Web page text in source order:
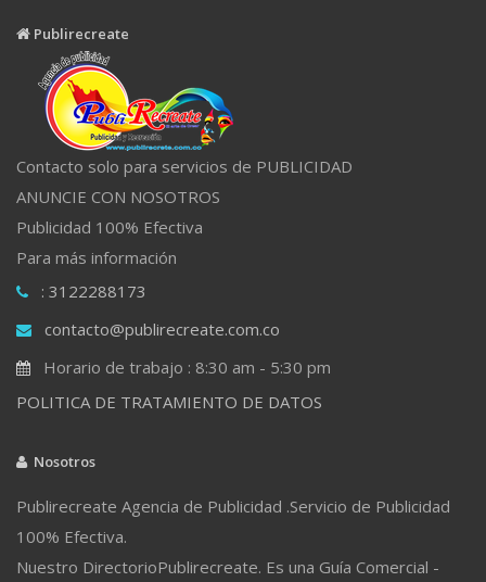
Publirecreate
Contacto solo para servicios de PUBLICIDAD
ANUNCIE CON NOSOTROS
Publicidad 100% Efectiva
Para más información
: 3122288173
contacto@publirecreate.com.co
Horario de trabajo : 8:30 am - 5:30 pm
POLITICA DE TRATAMIENTO DE DATOS
Nosotros
Publirecreate Agencia de Publicidad .Servicio de Publicidad
100% Efectiva.
Nuestro DirectorioPublirecreate. Es una Guía Comercial -